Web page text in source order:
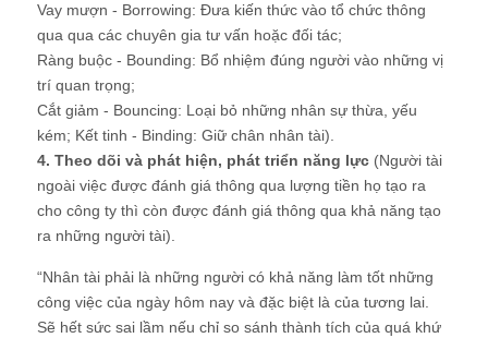
Vay mượn - Borrowing: Đưa kiến thức vào tổ chức thông
qua qua các chuyên gia tư vấn hoặc đối tác;
Ràng buộc - Bounding: Bổ nhiệm đúng người vào những vị
trí quan trọng;
Cắt giảm - Bouncing: Loại bỏ những nhân sự thừa, yếu
kém; Kết tinh - Binding: Giữ chân nhân tài).
4. Theo dõi và phát hiện, phát triển năng lực (Người tài
ngoài việc được đánh giá thông qua lượng tiền họ tạo ra
cho công ty thì còn được đánh giá thông qua khả năng tạo
ra những người tài).
“Nhân tài phải là những người có khả năng làm tốt những
công việc của ngày hôm nay và đặc biệt là của tương lai.
Sẽ hết sức sai lầm nếu chỉ so sánh thành tích của quá khứ